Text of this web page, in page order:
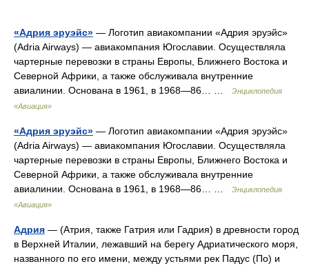
«Адрия эруэйс» — Логотип авиакомпании «Адрия эруэйс»
(Adria Airways) — авиакомпания Югославии. Осуществляла
чартерные перевозки в страны Европы, Ближнего Востока и
Северной Африки, а также обслуживала внутренние
авиалинии. Основана в 1961, в 1968—86… …
Энциклопедия
«Авиация»
«Адрия эруэйс» — Логотип авиакомпании «Адрия эруэйс»
(Adria Airways) — авиакомпания Югославии. Осуществляла
чартерные перевозки в страны Европы, Ближнего Востока и
Северной Африки, а также обслуживала внутренние
авиалинии. Основана в 1961, в 1968—86… …
Энциклопедия
«Авиация»
Адрия — (Атрия, также Гатрия или Гадрия) в древности город
в Верхней Италии, лежавший на берегу Адриатического моря,
названного по его имени, между устьями рек Падус (По) и